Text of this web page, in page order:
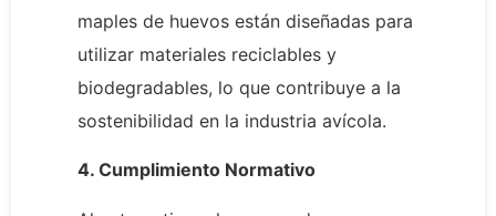
maples de huevos están diseñadas para
utilizar materiales reciclables y
biodegradables, lo que contribuye a la
sostenibilidad en la industria avícola.
4. Cumplimiento Normativo